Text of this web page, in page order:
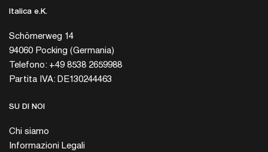
Italica e.K.
Schömerweg 14
94060 Pocking (Germania)
Telefono: +49 8538 2659988
Partita IVA: DE130244463
SU DI NOI
Chi siamo
Informazioni Legali